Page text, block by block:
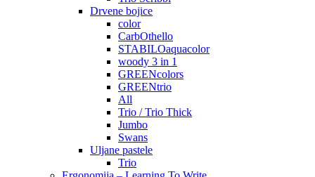
Drvene bojice
color
CarbOthello
STABILOaquacolor
woody 3 in 1
GREENcolors
GREENtrio
All
Trio / Trio Thick
Jumbo
Swans
Uljane pastele
Trio